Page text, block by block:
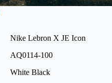
Nike Lebron X JE Icon
AQ0114-100
White Black